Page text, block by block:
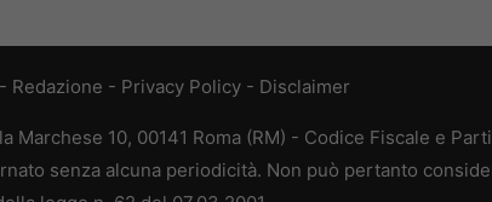
- Redazione - Privacy Policy - Disclaimer
10, 00141 Roma (RM) - Codice Fiscale e
senza alcuna periodicità. Non può pertanto